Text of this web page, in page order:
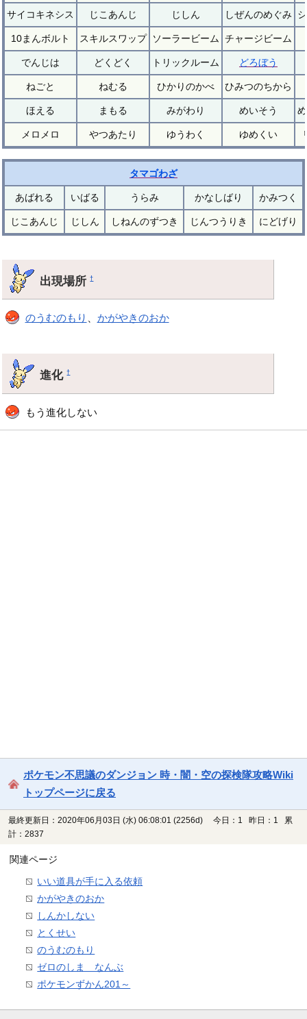
サイコキネシス じこあんじ じしん しぜんのめぐみ
10まんボルト スキルスワップ ソーラービーム チャージビーム
でんじは どくどく トリックルーム どろぼう
ねごと ねむる ひかりのかべ ひみつのちから
ほえる まもる みがわり めいそう
メロメロ やつあたり ゆうわく ゆめくい
タマゴわざ
あばれる いばる うらみ かなしばり かみつく
じこあんじ じしん しねんのずつき じんつうりき にどげり
出現場所†
のうむのもり かがやきのおか
進化†
もう進化しない
ポケモン不思議のダンジョン 時・闇・空の探検隊攻略Wiki
トップページに戻る
最終更新日：2020年06月03日 (水) 06:08:01 (2256d)
今日：1 昨日：1 累
計：2837
関連ページ
いい道具が手に入る依頼
かがやきのおか
しんかしない
とくせい
のうむのもり
ゼロのしま なんぶ
ポケモンずかん201～